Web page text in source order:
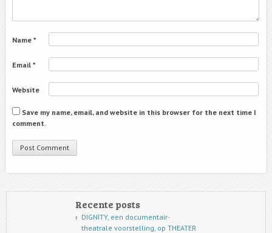
Name *
Email *
Website
Save my name, email, and website in this browser for the next time I
comment.
Recente posts
DIGNITY, een documentair-
theatrale voorstelling, op THEATER